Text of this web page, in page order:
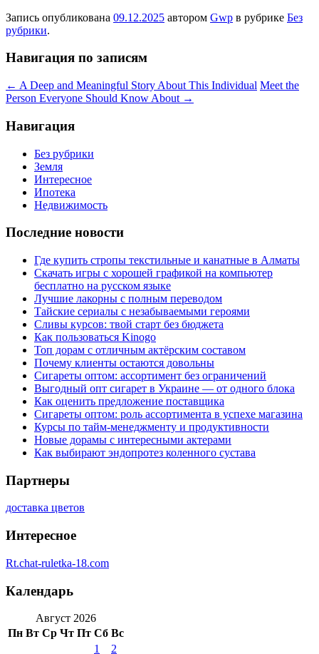
Запись опубликована 09.12.2025 автором Gwp в рубрике Без
рубрики.
Навигация по записям
← A Deep and Meaningful Story About This Individual Meet the
Person Everyone Should Know About →
Навигация
Без рубрики
Земля
Интересное
Ипотека
Недвижимость
Последние новости
Где купить стропы текстильные и канатные в Алматы
Скачать игры с хорошей графикой на компьютер
бесплатно на русском языке
Лучшие лакорны с полным переводом
Тайские сериалы с незабываемыми героями
Сливы курсов: твой старт без бюджета
Как пользоваться Kinogo
Топ дорам с отличным актёрским составом
Почему клиенты остаются довольны
Сигареты оптом: ассортимент без ограничений
Выгодный опт сигарет в Украине — от одного блока
Как оценить предложение поставщика
Сигареты оптом: роль ассортимента в успехе магазина
Курсы по тайм-менеджменту и продуктивности
Новые дорамы с интересными актерами
Как выбирают эндопротез коленного сустава
Партнеры
доставка цветов
Интересное
Rt.chat-ruletka-18.com
Календарь
Август 2026
Пн Вт Ср Чт Пт Сб Вс
1
2